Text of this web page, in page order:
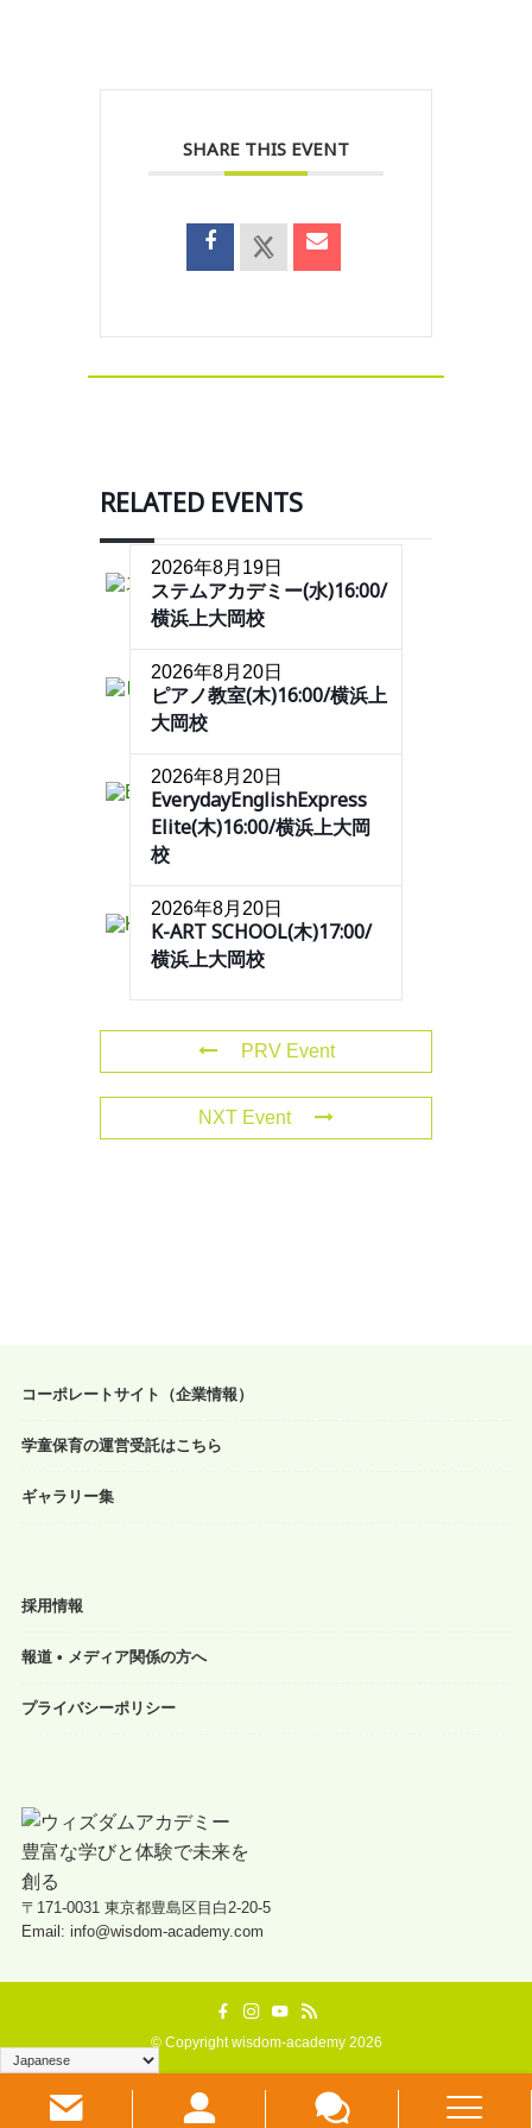
SHARE THIS EVENT
RELATED EVENTS
2026年8月19日
ステムアカデミー(水)16:00/
横浜上大岡校
2026年8月20日
ピアノ教室(木)16:00/横浜上
大岡校
2026年8月20日
EverydayEnglishExpress
Elite(木)16:00/横浜上大岡
校
2026年8月20日
K-ART SCHOOL(木)17:00/
横浜上大岡校
PRV Event
NXT Event
コーポレートサイト（企業情報）
学童保育の運営受託はこちら
ギャラリー集
採用情報
報道 • メディア関係の方へ
プライバシーポリシー
〒171-0031 東京都豊島区目白2-20-5
Email: info@wisdom-academy.com
©Copyright wisdom-academy 2026